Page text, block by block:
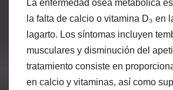
La enfermedad ósea metabólica
la falta de calcio o vitamina D₃ en
lagarto. Los síntomas incluyen
musculares y disminución del
tratamiento consiste en
en calcio y vitaminas, así como